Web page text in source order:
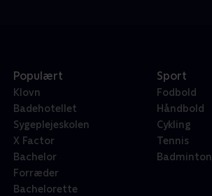
Populært
Klovn
Badehotellet
Sygeplejeskolen
X Factor
Bachelor
Forræder
Bachelorette
Sport
Fodbold
Håndbold
Cykling
Tennis
Badminton